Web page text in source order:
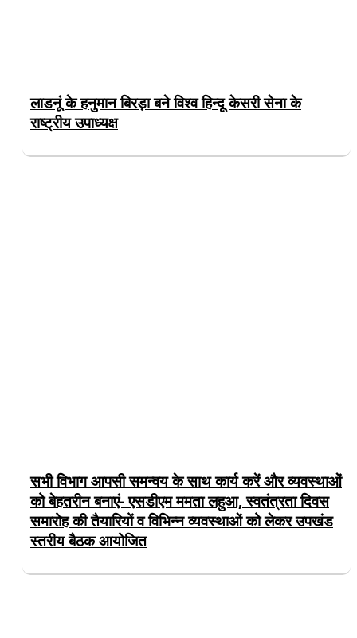
लाडनूं के हनुमान बिरड़ा बने विश्व हिन्दू केसरी सेना के
राष्ट्रीय उपाध्यक्ष
सभी विभाग आपसी समन्वय के साथ कार्य करें और व्यवस्थाओं
को बेहतरीन बनाएं- एसडीएम ममता लहुआ, स्वतंत्रता दिवस
समारोह की तैयारियों व विभिन्न व्यवस्थाओं को लेकर उपखंड
स्तरीय बैठक आयोजित